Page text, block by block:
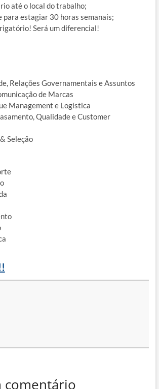
até o local do trabalho;
estagiar 30 horas semanais;
Será um diferencial!
Relações Governamentais e Assuntos
de Marcas
Management e Logística
Qualidade e Customer
Seleção
comentário